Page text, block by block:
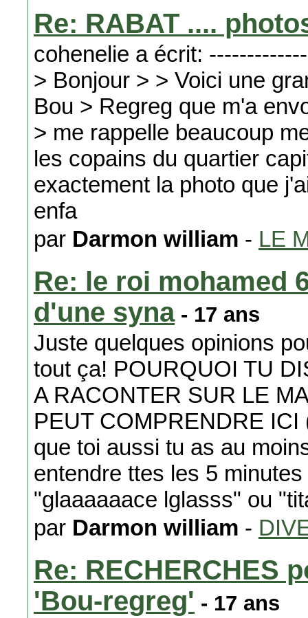
Re: RABAT ....
cohenelie a écrit:
> Bonjour > > Voici une
Bou > Regreg que m'a
> me rappelle beaucoup
les copains du quartier
exactement la photo que
enfa
par Darmon william - LE
Re: le roi mohamed
d'une syna- 17 ans
Juste quelques opinions
tout ça! POURQUOI TU
A RACONTER SUR LE
PEUT COMPRENDRE
que toi aussi tu as au
entendre ttes les 5
"glaaaaaace lglasss" ou
par Darmon william -
Re: RECHERCHES
'Bou-regreg' - 17 ans